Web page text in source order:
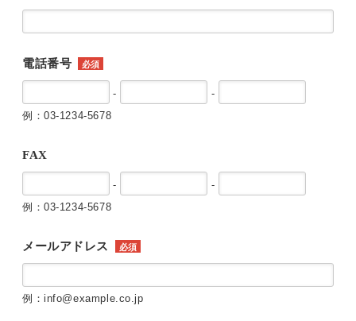
電話番号 必須
-
-
例：03-1234-5678
FAX
-
-
例：03-1234-5678
メールアドレス 必須
例：info@example.co.jp